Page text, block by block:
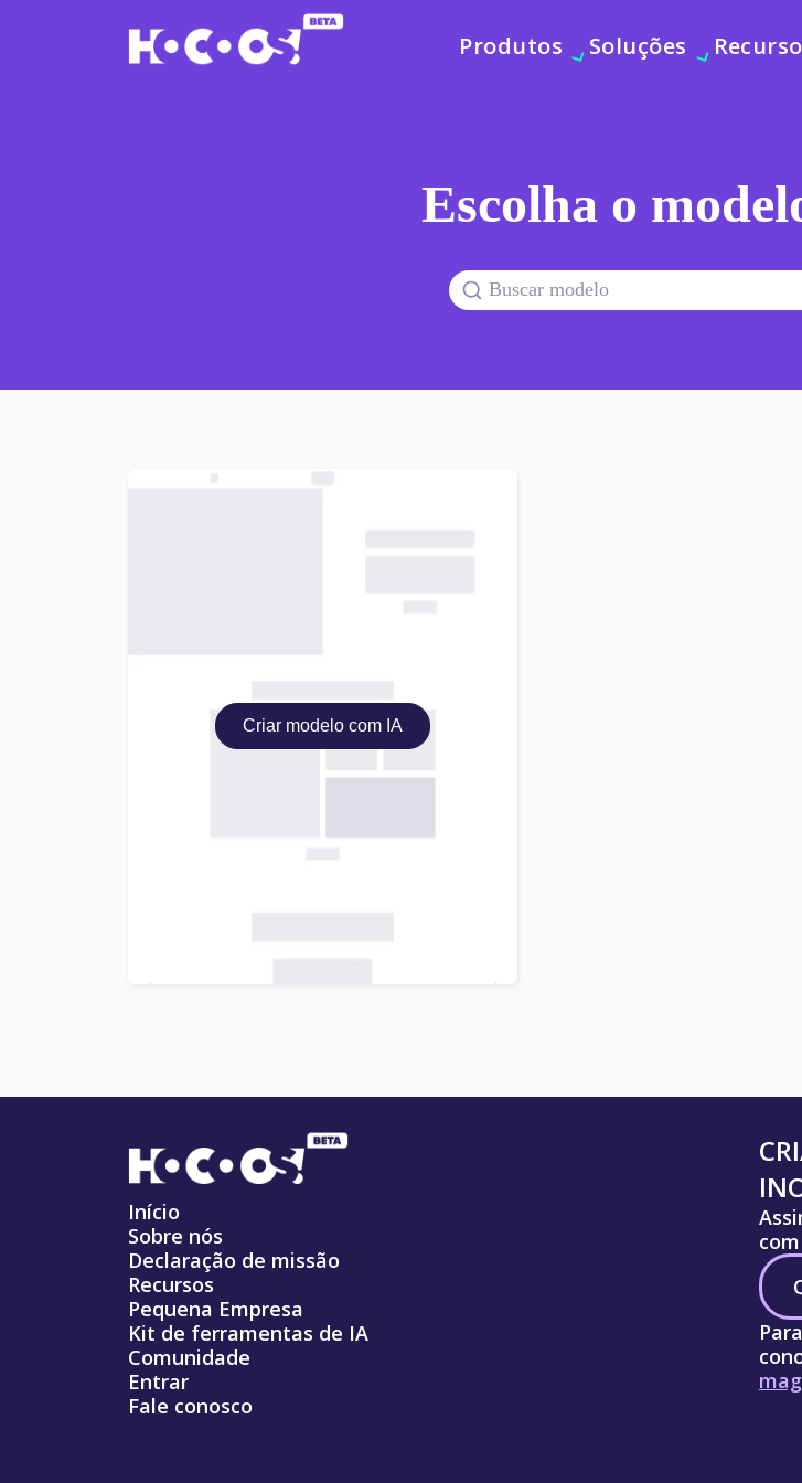
Produtos Soluções
Escolha o
Criar modelo com IA
Início
Sobre nós
Declaração de missão
Recursos
Pequena Empresa
Kit de ferramentas de IA
Comunidade
Entrar
Fale conosco